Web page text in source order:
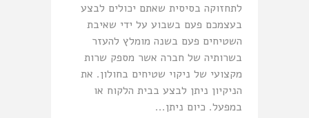
לתחזוקה בסיסית שאתם יכולים לבצע
בעצמכם פעם בשבוע על ידי שאיבת
השטיחים פעם בשנה מומלץ להעזר
בשרותיה של חברה אשר מספק שרות
מקצועי של ניקוי שטיחים בחולון. את
הניקיון ניתן לבצע בבית הלקוח או
במפעל. כיום ניתן...